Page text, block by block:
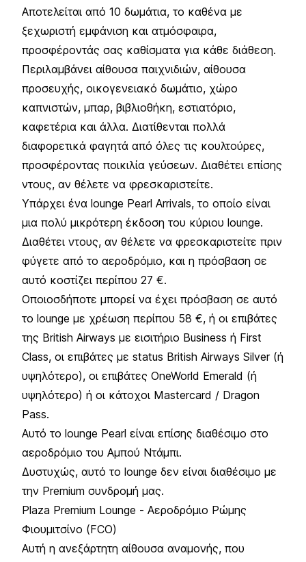
Αποτελείται από 10 δωμάτια, το καθένα με
ξεχωριστή εμφάνιση και ατμόσφαιρα,
προσφέροντάς σας καθίσματα για κάθε διάθεση.
Περιλαμβάνει αίθουσα παιχνιδιών, αίθουσα
προσευχής, οικογενειακό δωμάτιο, χώρο
καπνιστών, μπαρ, βιβλιοθήκη, εστιατόριο,
καφετέρια και άλλα. Διατίθενται πολλά
διαφορετικά φαγητά από όλες τις κουλτούρες,
προσφέροντας ποικιλία γεύσεων. Διαθέτει επίσης
ντους, αν θέλετε να φρεσκαριστείτε.
Υπάρχει ένα lounge Pearl Arrivals, το οποίο είναι
μια πολύ μικρότερη έκδοση του κύριου lounge.
Διαθέτει ντους, αν θέλετε να φρεσκαριστείτε πριν
φύγετε από το αεροδρόμιο, και η πρόσβαση σε
αυτό κοστίζει περίπου 27 €.
Οποιοσδήποτε μπορεί να έχει πρόσβαση σε αυτό
το lounge με χρέωση περίπου 58 €, ή οι επιβάτες
της British Airways με εισιτήριο Business ή First
Class, οι επιβάτες με status British Airways Silver (ή
υψηλότερο), οι επιβάτες OneWorld Emerald (ή
υψηλότερο) ή οι κάτοχοι Mastercard / Dragon
Pass.
Αυτό το lounge Pearl είναι επίσης διαθέσιμο στο
αεροδρόμιο του Αμπού Ντάμπι.
Δυστυχώς, αυτό το lounge δεν είναι διαθέσιμο με
την Premium συνδρομή μας.
Plaza Premium Lounge - Αεροδρόμιο Ρώμης
Φιουμιτσίνο (FCO)
Αυτή η ανεξάρτητη αίθουσα αναμονής, που